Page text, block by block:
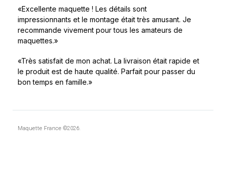
«Excellente maquette ! Les détails sont
impressionnants et le montage était très amusant. Je
recommande vivement pour tous les amateurs de
maquettes.»
«Très satisfait de mon achat. La livraison était rapide et
le produit est de haute qualité. Parfait pour passer du
bon temps en famille.»
Maquette France ©2026.